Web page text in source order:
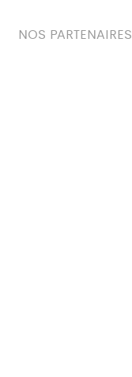
NOS PARTENAIRES